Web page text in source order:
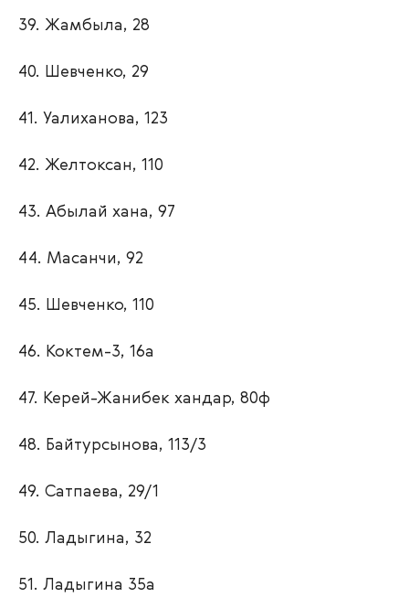
39. Жамбыла, 28
40. Шевченко, 29
41. Уалиханова, 123
42. Желтоксан, 110
43. Абылай хана, 97
44. Масанчи, 92
45. Шевченко, 110
46. Коктем-3, 16а
47. Керей-Жанибек хандар, 80ф
48. Байтурсынова, 113/3
49. Сатпаева, 29/1
50. Ладыгина, 32
51. Ладыгина 35а